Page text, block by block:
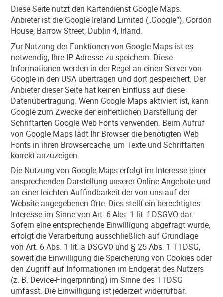
Diese Seite nutzt den Kartendienst Google Maps.
Anbieter ist die Google Ireland Limited („Google“), Gordon
House, Barrow Street, Dublin 4, Irland.
Zur Nutzung der Funktionen von Google Maps ist es
notwendig, Ihre IP-Adresse zu speichern. Diese
Informationen werden in der Regel an einen Server von
Google in den USA übertragen und dort gespeichert. Der
Anbieter dieser Seite hat keinen Einfluss auf diese
Datenübertragung. Wenn Google Maps aktiviert ist, kann
Google zum Zwecke der einheitlichen Darstellung der
Schriftarten Google Web Fonts verwenden. Beim Aufruf
von Google Maps lädt Ihr Browser die benötigten Web
Fonts in ihren Browsercache, um Texte und Schriftarten
korrekt anzuzeigen.
Die Nutzung von Google Maps erfolgt im Interesse einer
ansprechenden Darstellung unserer Online-Angebote und
an einer leichten Auffindbarkeit der von uns auf der
Website angegebenen Orte. Dies stellt ein berechtigtes
Interesse im Sinne von Art. 6 Abs. 1 lit. f DSGVO dar.
Sofern eine entsprechende Einwilligung abgefragt wurde,
erfolgt die Verarbeitung ausschließlich auf Grundlage
von Art. 6 Abs. 1 lit. a DSGVO und § 25 Abs. 1 TTDSG,
soweit die Einwilligung die Speicherung von Cookies oder
den Zugriff auf Informationen im Endgerät des Nutzers
(z. B. Device-Fingerprinting) im Sinne des TTDSG
umfasst. Die Einwilligung ist jederzeit widerrufbar.